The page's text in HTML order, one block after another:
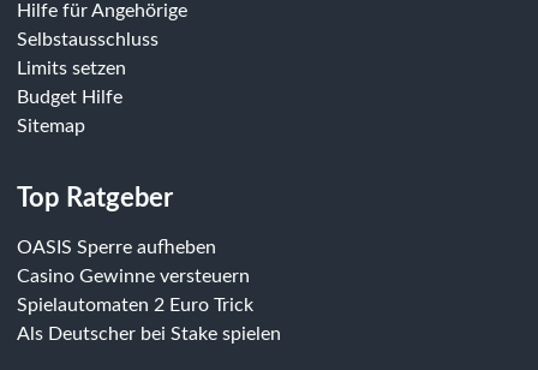
Hilfe für Angehörige
Selbstausschluss
Limits setzen
Budget Hilfe
Sitemap
Top Ratgeber
OASIS Sperre aufheben
Casino Gewinne versteuern
Spielautomaten 2 Euro Trick
Als Deutscher bei Stake spielen